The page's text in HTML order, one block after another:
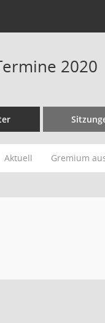
2020
Aktuell Gremium